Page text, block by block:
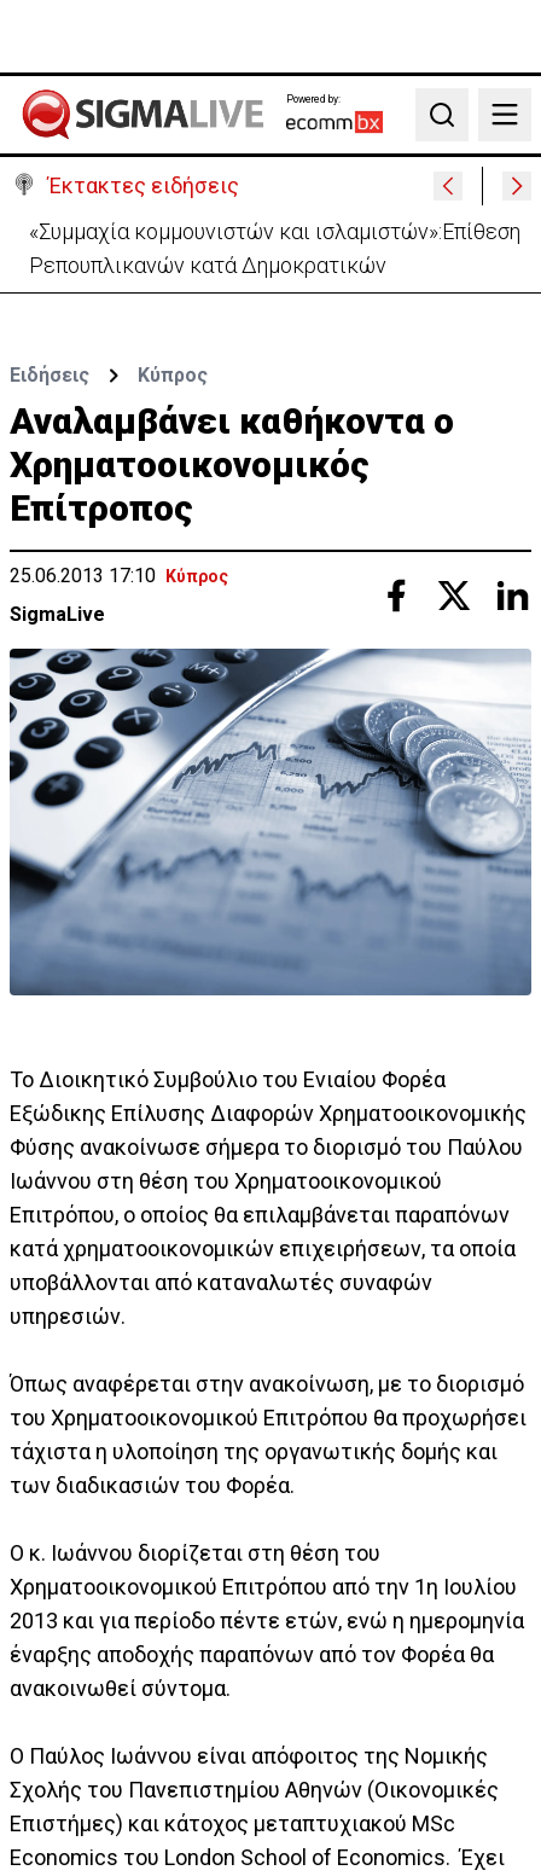
Powered by:
Search
Έκτακτες ειδήσεις
Σε εξέλιξη η τελετή διαβεβαίωσης των νέων
μελών του Υπουργικού (ΦΩΤΟ)
Ειδήσεις Κύπρος
Αναλαμβάνει καθήκοντα ο
Χρηματοοικονομικός
Επίτροπος
25.06.2013 17:10 Κύπρος
SigmaLive
Το Διοικητικό Συμβούλιο του Ενιαίου Φορέα
Εξώδικης Επίλυσης Διαφορών Χρηματοοικονομικής
Φύσης ανακοίνωσε σήμερα το διορισμό του Παύλου
Ιωάννου στη θέση του Χρηματοοικονομικού
Επιτρόπου, ο οποίος θα επιλαμβάνεται παραπόνων
κατά χρηματοοικονομικών επιχειρήσεων, τα οποία
υποβάλλονται από καταναλωτές συναφών
υπηρεσιών.
Όπως αναφέρεται στην ανακοίνωση, με το διορισμό
του Χρηματοοικονομικού Επιτρόπου θα προχωρήσει
τάχιστα η υλοποίηση της οργανωτικής δομής και
των διαδικασιών του Φορέα.
Ο κ. Ιωάννου διορίζεται στη θέση του
Χρηματοοικονομικού Επιτρόπου από την 1η Ιουλίου
2013 και για περίοδο πέντε ετών, ενώ η ημερομηνία
έναρξης αποδοχής παραπόνων από τον Φορέα θα
ανακοινωθεί σύντομα.
Ο Παύλος Ιωάννου είναι απόφοιτος της Νομικής
Σχολής του Πανεπιστημίου Αθηνών (Οικονομικές
Επιστήμες) και κάτοχος μεταπτυχιακού MSc
Economics του London School of Economics. Έχει